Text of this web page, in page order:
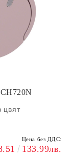
цвят
Цена без ДДС:
133.99лв.